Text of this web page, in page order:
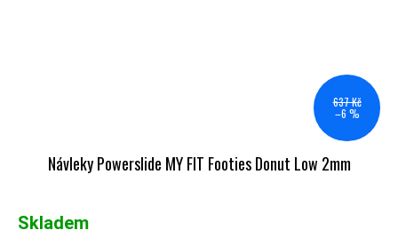
637 Kč
–6 %
Návleky Powerslide MY FIT Footies Donut Low 2mm
Skladem